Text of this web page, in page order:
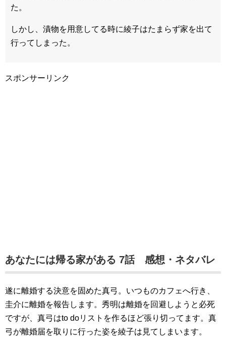
た。
しかし、漬物を用意してる時に綾子はたまらず家を出て
行ってしまった。
スポンサーリンク
あなたには帰る家がある 7話 感想・ネタバレ
遂に離婚する決意を固めた真弓。いつものカフェへ行き、
圭介に離婚を報告します。秀明は離婚を回避しようと必死
ですが、真弓はto doリストを作るほど張り切ってます。真
弓が離婚届を取りに行った姿を綾子は見てしまいます。